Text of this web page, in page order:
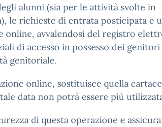
alunni (sia per le attività svolte in
le richieste di entrata posticipata e
online, avvalendosi del registro
di accesso in possesso dei
genitoriale.
online, sostituisce quella
data non potrà essere più
di questa operazione e